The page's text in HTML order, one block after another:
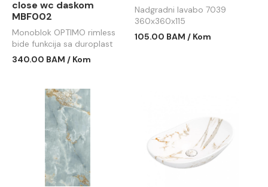
close wc daskom
MBF002
Monoblok OPTIMO rimless
bide funkcija sa duroplast
soft close wc daskom
340.00 BAM / Kom
Nadgradni lavabo 7039
360x360x115
105.00 BAM / Kom